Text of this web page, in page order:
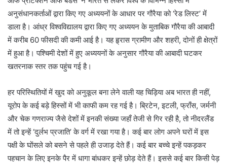
अनुसंधानकर्ताओं द्वारा किए गए अध्ययनों के आधार पर गौरैया को ‘रेड लिस्ट’ में
डाला है। आंध्र विश्वविद्यालय द्वारा किए गए अध्ययन के मुताबिक गौरैया की आबादी
में करीब 60 फीसदी की कमी आई है। यह हृ्रास ग्रामीण और शहरी, दोनों ही क्षेत्रों
में हुआ है। पश्चिमी देशों में हुए अध्ययनों के अनुसार गौरैया की आबादी घटकर
खतरनाक स्तर तक पहुंच गई है।
हर परिस्थितियों में खुद को अनुकूल बना लेने वाली यह चिड़िया अब भारत ही नहीं,
यूरोप के कई बड़े हिस्सों में भी काफी कम रह गई है। ब्रिटेन, इटली, फ्राँस, जर्मनी
और चेक गणराज्य जैसे देशों में इनकी संख्या जहाँ तेजी से गिर रही है, तो नीदरलैंड
में तो इन्हें ‘दुर्लभ प्रजाति’ के वर्ग में रखा गया है। कई बार लोग अपने घरों में इस
पक्षी के घोंसले को बसने से पहले ही उजाड़ देते हैं। कई बार बच्चे इन्हें पकड़कर
पहचान के लिए इनके पैर में धागा बांधकर इन्हें छोड़ देते हैं। इससे कई बार किसी पेड़